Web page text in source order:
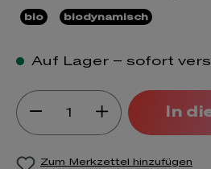
bio biodynamisch
Auf Lager – sofort
Produkt Anzahl:
In
Zum Merkzettel hinzufügen